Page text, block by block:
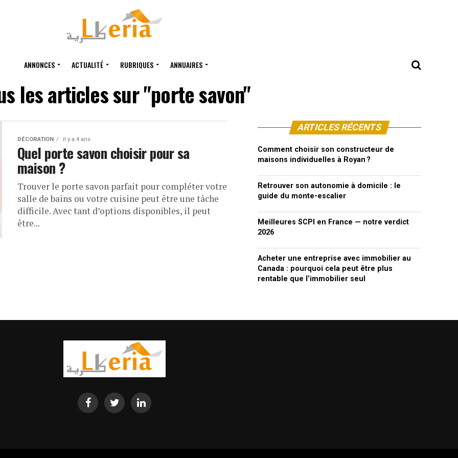
ANNONCES ACTUALITÉ RUBRIQUES ANNUAIRES
les articles sur "porte savon"
DÉCORATION il y a 4 ans
Quel porte savon choisir pour sa
maison ?
Trouver le porte savon parfait pour compléter votre
salle de bains ou votre cuisine peut être une tâche
difficile. Avec tant d’options disponibles, il peut
être...
ARTICLES RÉCENTS
Comment choisir son constructeur de
maisons individuelles à Royan ?
Retrouver son autonomie à domicile : le
guide du monte-escalier
Meilleures SCPI en France — notre verdict
2026
Acheter une entreprise avec immobilier au
Canada : pourquoi cela peut être plus
rentable que l’immobilier seul